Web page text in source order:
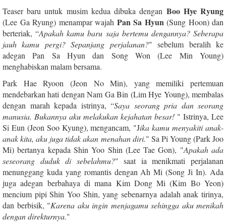
Teaser baru untuk musim kedua dibuka dengan Boo Hye Ryung
(Lee Ga Ryung) menampar wajah Pan Sa Hyun (Sung Hoon) dan
berteriak, “Apakah kamu baru saja bertemu dengannya? Seberapa
jauh kamu pergi? Sepanjang perjalanan?" sebelum beralih ke
adegan Pan Sa Hyun dan Song Won (Lee Min Young)
menghabiskan malam bersama.
Park Hae Ryoon (Jeon No Min), yang memiliki pertemuan
mendebarkan hati dengan Nam Ga Bin (Lim Hye Young), membalas
dengan marah kepada istrinya, “Saya seorang pria dan seorang
manusia. Bukannya aku melakukan kejahatan besar! " Istrinya, Lee
Si Eun (Jeon Soo Kyung), mengancam, "Jika kamu menyakiti anak-
anak kita, aku juga tidak akan menahan diri." Sa Pi Young (Park Joo
Mi) bertanya kepada Shin Yoo Shin (Lee Tae Gon), "Apakah ada
seseorang duduk di sebelahmu?" saat ia menikmati perjalanan
menunggang kuda yang romantis dengan Ah Mi (Song Ji In). Ada
juga adegan berbahaya di mana Kim Dong Mi (Kim Bo Yeon)
mencium pipi Shin Yoo Shin, yang sebenarnya adalah anak tirinya,
dan berbisik, "Karena aku ingin menjagamu sehingga aku menikah
dengan direkturnya."